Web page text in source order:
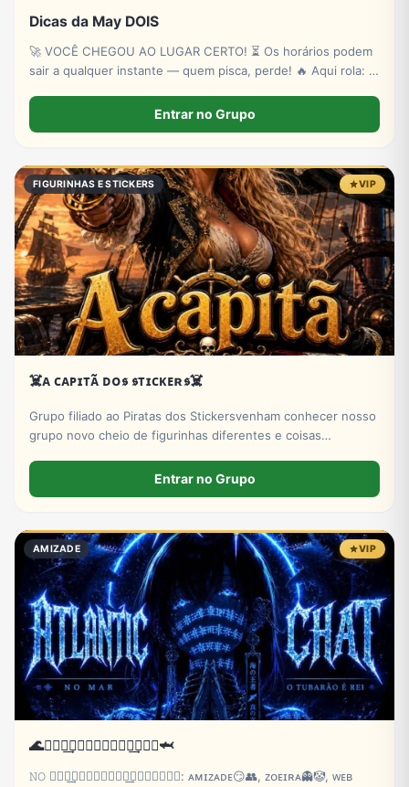
Dicas da May DOIS
🚀 VOCÊ CHEGOU AO LUGAR CERTO! ⏳ Os horários podem
sair a qualquer instante — quem pisca, perde! 🔥 Aqui rola: ✔
& bancas ✔ Conteúdo exclusivo
Entrar no Grupo
FIGURINHAS E STICKERS VIP
☠️ᴀ ᴄᴀᴘɪᴛᴀ̃ ᴅᴏ𝖘 𝖘ᴛɪᴄᴋᴇʀ𝖘☠️
Grupo filiado ao Piratas dos Stickersvenham conhecer nosso
grupo novo cheio de figurinhas diferentes e coisas
Entrar no Grupo
AMIZADE VIP
🌊𝚫𝐓𝐋͢𝐀𝐍𝐓𝐈𝐂↯𝐂𝐇͢𝚫𝐓᭄🦈
𝙽𝙾 𝚫𝐓𝐋͢𝐀𝐍𝐓𝐈𝐂↯𝐂𝐇͢𝚫𝐓᭄𝙿𝙾𝙳𝙴: ᴀᴍɪᴢᴀᴅᴇ😏👥, ᴢᴏᴇɪʀᴀ👻🤡, ᴡᴇʙ